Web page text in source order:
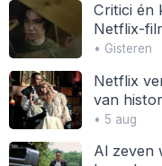
Critici én
Netflix-
• Gisteren
Netflix
van
• 5 aug
Al zeven